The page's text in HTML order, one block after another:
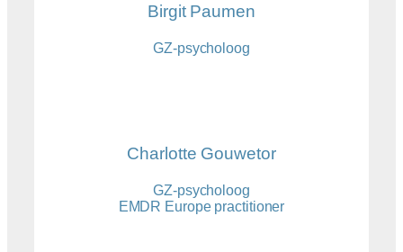
Birgit Paumen
GZ-psycholoog
Charlotte Gouwetor
GZ-psycholoog
EMDR Europe practitioner